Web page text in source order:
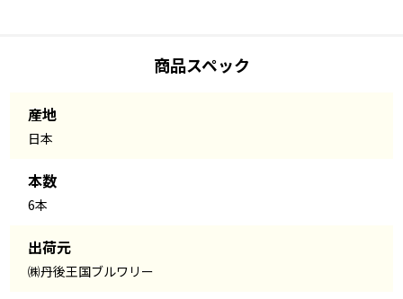
商品スペック
産地
日本
本数
6本
出荷元
㈱丹後王国ブルワリー